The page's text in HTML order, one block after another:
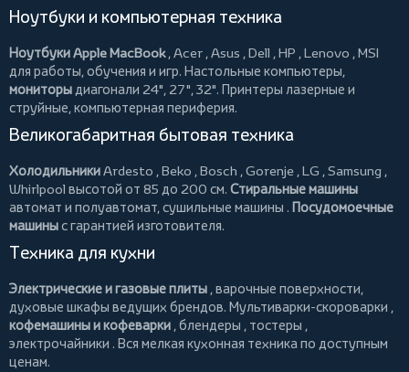
Ноутбуки и компьютерная техника
Ноутбуки Apple MacBook,Acer ,Asus ,Dell ,HP ,Lenovo ,MSI
для работы, обучения и игр. Настольные компьютеры,
мониторыдиагонали 24", 27", 32". Принтеры лазерные и
струйные, компьютерная периферия.
Великогабаритная бытовая техника
ХолодильникиArdesto ,Beko ,Bosch ,Gorenje ,LG ,Samsung ,
Whirlpool высотой от 85 до 200 см. Стиральные машины
автомат и полуавтомат,сушильные машины . Посудомоечные
машиныс гарантией изготовителя.
Техника для кухни
Электрические и газовые плиты , варочные поверхности,
духовые шкафы ведущих брендов. Мультиварки-скороварки ,
кофемашины и кофеварки ,блендеры , тостеры ,
электрочайники . Вся мелкая кухонная техника по доступным
ценам.